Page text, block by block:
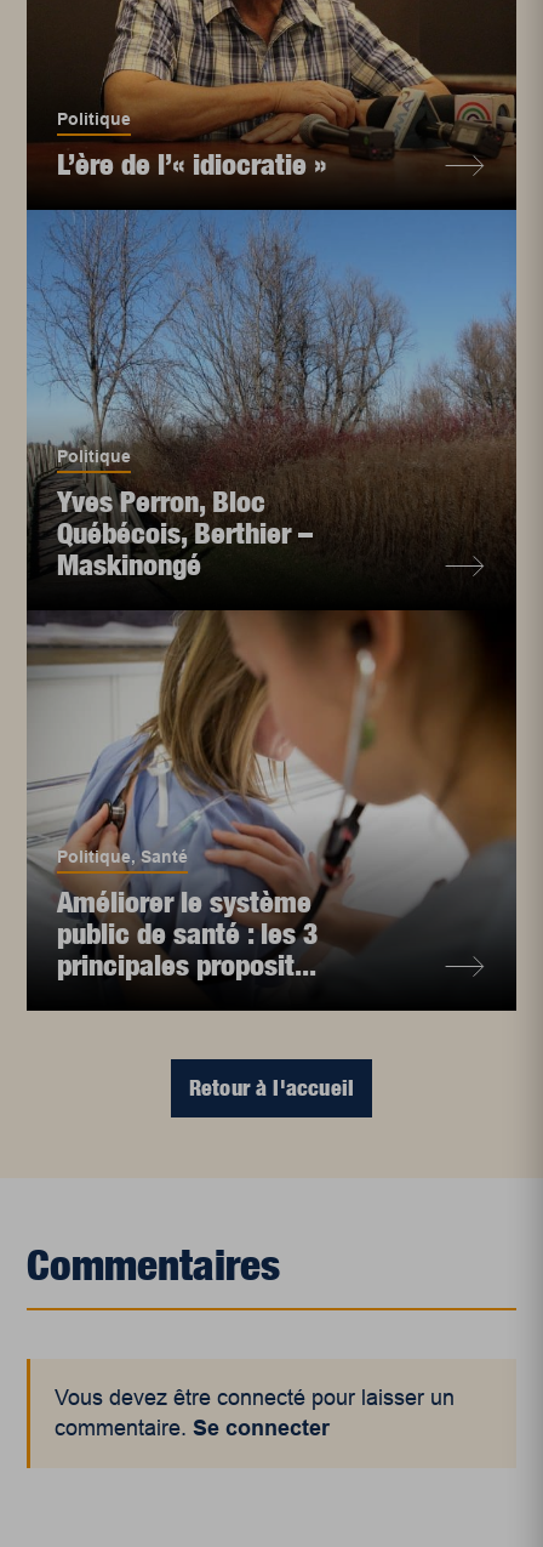
Politique
L’ère de l’« idiocratie »
Politique
Yves Perron, Bloc
Québécois, Berthier –
Maskinongé
Politique,Santé
Améliorer le système
public de santé : les 3
principales proposit...
Retour à l'accueil
Commentaires
Vous devez être connecté pour laisser un
commentaire.Se connecter